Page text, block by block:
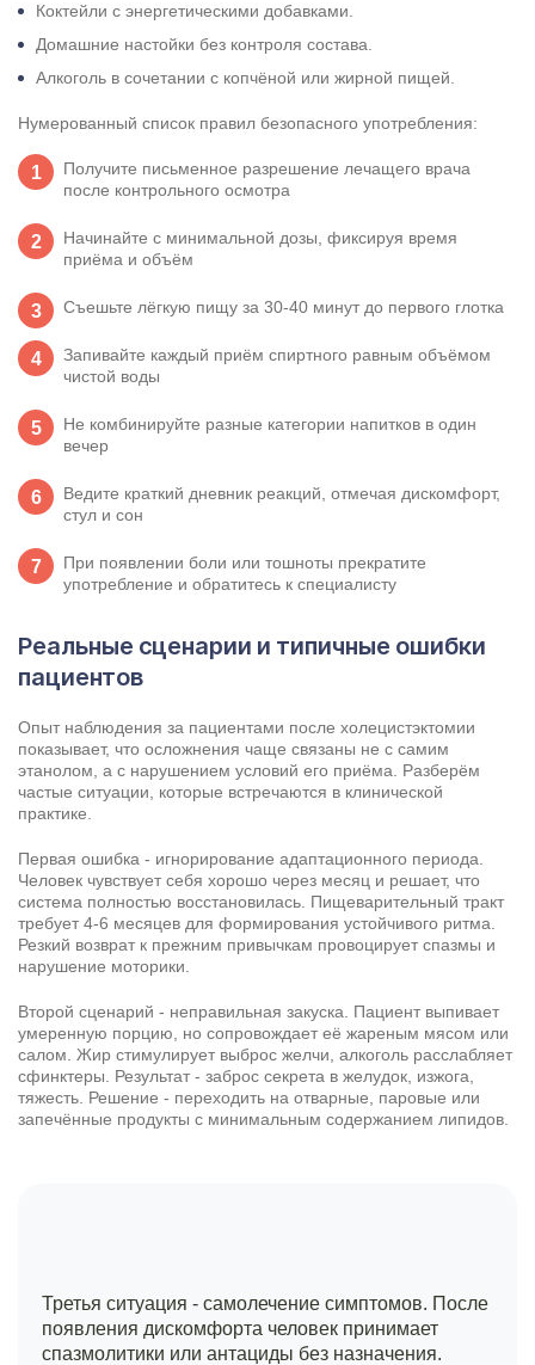
Коктейли с энергетическими добавками.
Домашние настойки без контроля состава.
Алкоголь в сочетании с копчёной или жирной пищей.
Нумерованный список правил безопасного употребления:
Получите письменное разрешение лечащего врача
после контрольного осмотра
Начинайте с минимальной дозы, фиксируя время
приёма и объём
Съешьте лёгкую пищу за 30-40 минут до первого глотка
Запивайте каждый приём спиртного равным объёмом
чистой воды
Не комбинируйте разные категории напитков в один
вечер
Ведите краткий дневник реакций, отмечая дискомфорт,
стул и сон
При появлении боли или тошноты прекратите
употребление и обратитесь к специалисту
Реальные сценарии и типичные ошибки
пациентов
Опыт наблюдения за пациентами после холецистэктомии
показывает, что осложнения чаще связаны не с самим
этанолом, а с нарушением условий его приёма. Разберём
частые ситуации, которые встречаются в клинической
практике.
Первая ошибка - игнорирование адаптационного периода.
Человек чувствует себя хорошо через месяц и решает, что
система полностью восстановилась. Пищеварительный тракт
требует 4-6 месяцев для формирования устойчивого ритма.
Резкий возврат к прежним привычкам провоцирует спазмы и
нарушение моторики.
Второй сценарий - неправильная закуска. Пациент выпивает
умеренную порцию, но сопровождает её жареным мясом или
салом. Жир стимулирует выброс желчи, алкоголь расслабляет
сфинктеры. Результат - заброс секрета в желудок, изжога,
тяжесть. Решение - переходить на отварные, паровые или
запечённые продукты с минимальным содержанием липидов.
Третья ситуация - самолечение симптомов. После
появления дискомфорта человек принимает
спазмолитики или антациды без назначения.